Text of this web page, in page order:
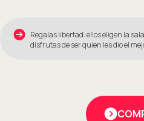
Regalas libertad: ellos eligen la
disfrutas de ser quien les dio el